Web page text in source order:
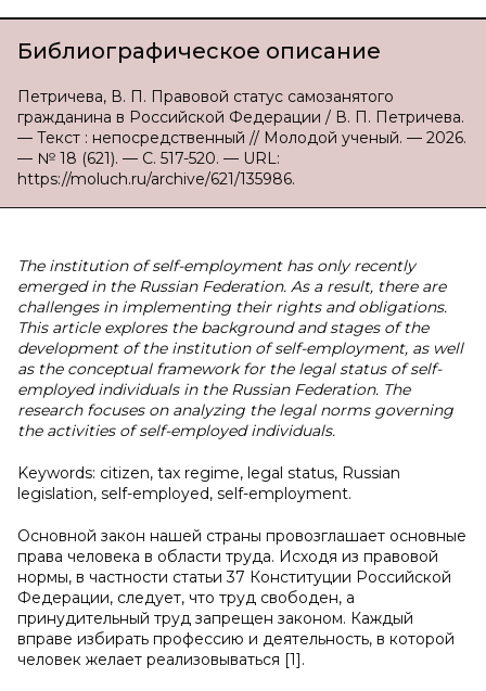
Библиографическое описание
Петричева, В. П. Правовой статус самозанятого
гражданина в Российской Федерации / В. П. Петричева.
— Текст : непосредственный // Молодой ученый. — 2026.
— № 18 (621). — С. 517-520. — URL:
https://moluch.ru/archive/621/135986.
The institution of self-employment has only recently
emerged in the Russian Federation. As a result, there are
challenges in implementing their rights and obligations.
This article explores the background and stages of the
development of the institution of self-employment, as well
as the conceptual framework for the legal status of self-
employed individuals in the Russian Federation. The
research focuses on analyzing the legal norms governing
the activities of self-employed individuals.
Keywords: citizen, tax regime, legal status, Russian
legislation, self-employed, self-employment.
Основной закон нашей страны провозглашает основные
права человека в области труда. Исходя из правовой
нормы, в частности статьи 37 Конституции Российской
Федерации, следует, что труд свободен, а
принудительный труд запрещен законом. Каждый
вправе избирать профессию и деятельность, в которой
человек желает реализовываться [1].